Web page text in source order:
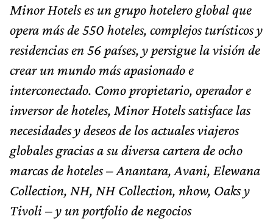
Minor Hotels es un grupo hotelero global que
opera más de 550 hoteles, complejos turísticos y
residencias en 56 países, y persigue la visión de
crear un mundo más apasionado e
interconectado. Como propietario, operador e
inversor de hoteles, Minor Hotels satisface las
necesidades y deseos de los actuales viajeros
globales gracias a su diversa cartera de ocho
marcas de hoteles – Anantara, Avani, Elewana
Collection, NH, NH Collection, nhow, Oaks y
Tivoli – y un portfolio de negocios